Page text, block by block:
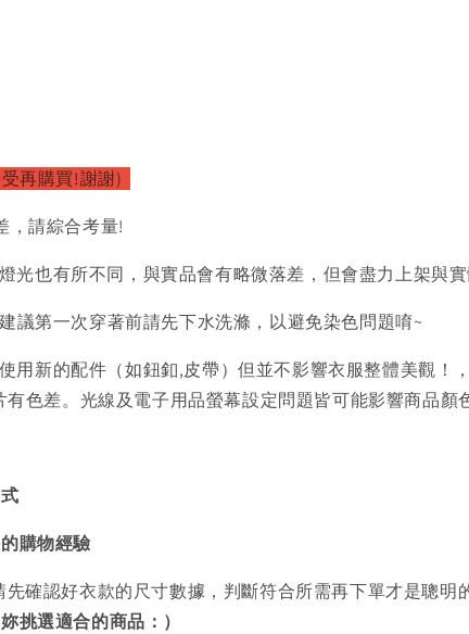
再購買!謝謝)
，請綜合考量!
也有所不同，與實品會有略微落差，但會盡力上架與實
第一次穿著前請先下水洗滌，以避免染色問題唷~
新的配件（如鈕釦,皮帶）但並不影響衣服整體美觀！
色差。光線及電子用品螢幕設定問題皆可能影響商品顏
購物經驗
先確認好衣款的尺寸數據，判斷符合所需再下單才是聰明
挑選適合的商品：）